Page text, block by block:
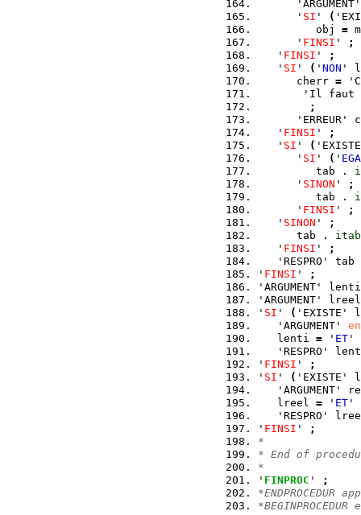
      '
SI ' (
         obj
=
      '
FINSI '
;
   '
FINSI '
;
   '
SI ' ( ' NON '
      cherr
=
'Il faut
;
'ERREUR'
   '
FINSI '
;
   '
SI ' (
      '
SI ' ( ' EGA
         tab .
      '
SINON '
;
         tab .
      '
FINSI '
;
   '
SINON '
;
      tab .
itab
   '
FINSI '
;
   'RESPRO' tab
' FINSI '
;
'ARGUMENT' lenti
'ARGUMENT' lreel
' SI ' ( 'EXISTE'
   'ARGUMENT'
   lenti
= ' ET '
'RESPRO'
' FINSI '
;
' SI ' ( 'EXISTE'
'ARGUMENT'
   lreel
= ' ET '
'RESPRO'
' FINSI '
;
*
* End of
*
' FINPROC '
;
*ENDPROCEDUR